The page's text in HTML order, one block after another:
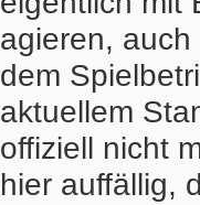
agieren,
dem
aktuellem
offiziell nicht
hier auffällig,